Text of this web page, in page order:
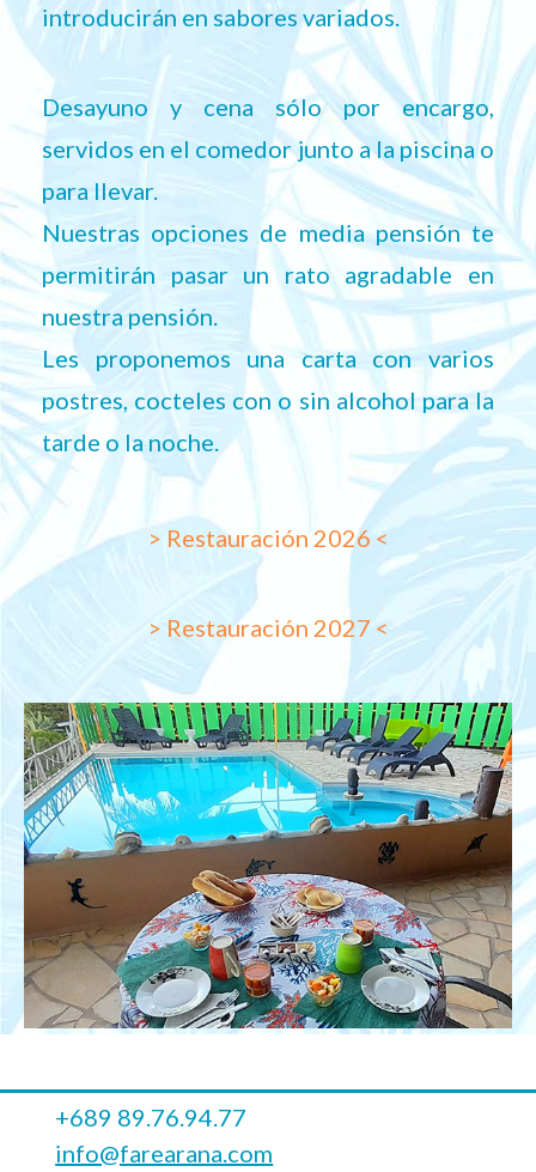
introducirán en sabores variados.
Desayuno y cena sólo por encargo,
servidos en el comedor junto a la piscina o
para llevar.
Nuestras opciones de media pensión te
permitirán pasar un rato agradable en
nuestra pensión.
Les proponemos una carta con varios
postres, cocteles con o sin alcohol para la
tarde o la noche.
> Restauración 2026 <
> Restauración 2027 <
+689 89.76.94.77
info@farearana.com